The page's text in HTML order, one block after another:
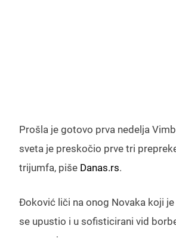
Prošla je gotovo prva nedelja
sveta je preskočio prve tri
trijumfa, piše Danas.rs.
Đoković liči na onog Novaka koji
se upustio i u sofisticirani vid